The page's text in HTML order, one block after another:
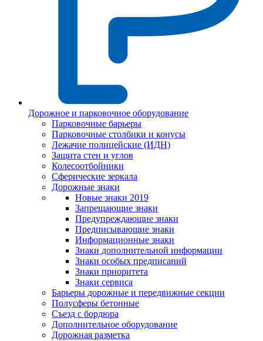
Дорожное и парковочное оборудование
Парковочные барьеры
Парковочные столбики и конусы
Лежачие полицейские (ИДН)
Защита стен и углов
Колесоотбойники
Сферические зеркала
Дорожные знаки
Новые знаки 2019
Запрещающие знаки
Предупреждающие знаки
Предписывающие знаки
Информационные знаки
Знаки дополнительной информации
Знаки особых предписаний
Знаки приоритета
Знаки сервиса
Барьеры дорожные и передвижные секции
Полусферы бетонные
Съезд с бордюра
Дополнительное оборудование
Дорожная разметка